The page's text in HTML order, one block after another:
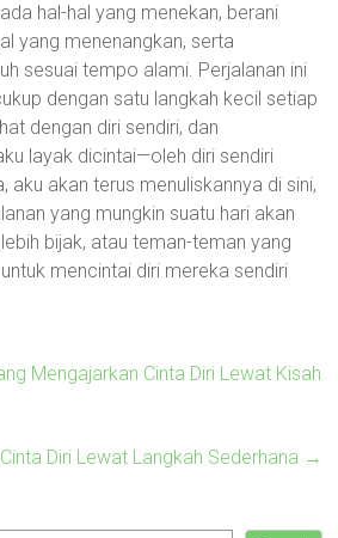
hal-hal yang menekan, berani
yang menenangkan, serta
sesuai tempo alami. Perjalanan ini
dengan satu langkah kecil setiap
dengan diri sendiri, dan
layak dicintai—oleh diri sendiri
aku akan terus menuliskannya di sini,
yang mungkin suatu hari akan
bijak, atau teman-teman yang
mencintai diri mereka sendiri
Mengajarkan Cinta Diri Lewat Kisah
Diri Lewat Langkah Sederhana →